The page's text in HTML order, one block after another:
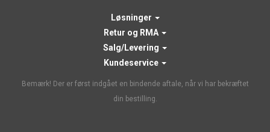
Løsninger
Retur og RMA
Salg/Levering
Kundeservice
Bemærk! Der er først indgået en bindende aftale, når vi har bekræftet
din bestilling.